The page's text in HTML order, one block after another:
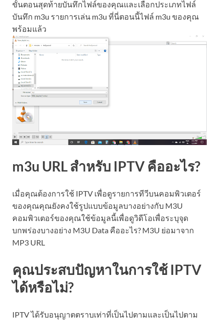
ขั้นตอนสุดท้ายบันทึกไฟล์ของคุณและเลือกประเภทไฟล์
บันทึก m3u รายการเล่น m3u ที่นี่ตอนนี้ไฟล์ m3u ของคุณ
พร้อมแล้ว
m3u URL สำหรับ IPTV คืออะไร?
เมื่อคุณต้องการใช้ IPTV เพื่อดูรายการทีวีบนคอมพิวเตอร์
ของคุณคุณยังคงใช้รูปแบบข้อมูลบางอย่างกับ M3U
คอมพิวเตอร์ของคุณใช้ข้อมูลนี้เพื่อดูวิดีโอเพื่อระบุจุด
บกพร่องบางอย่าง M3U Data คืออะไร? M3U ย่อมาจาก
MP3 URL
คุณประสบปัญหาในการใช้ IPTV
ได้หรือไม่?
IPTV ได้รับอนุญาตตราบเท่าที่เป็นไปตามและเป็นไปตาม